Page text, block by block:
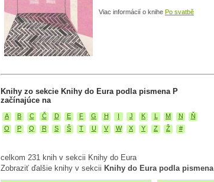
Viac informácií o knihe Po svatbě
Knihy zo sekcie Knihy do Eura podla pismena P
začínajúce na
A B C Č D E F G H I J K L M N
Ň
O
P Q R S Š T U V W X Y Z Ž #
celkom 231 knih v sekcii Knihy do Eura
Zobraziť ďalšie knihy v sekcii Knihy do Eura podla